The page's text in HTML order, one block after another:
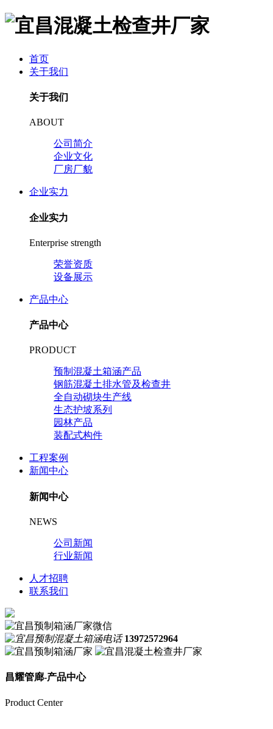
首页
关于我们
关于我们
ABOUT
公司简介
企业文化
厂房厂貌
企业实力
企业实力
Enterprise strength
荣誉资质
设备展示
产品中心
产品中心
PRODUCT
预制混凝土箱涵产品
钢筋混凝土排水管及检查井
全自动砌块生产线
生态护坡系列
园林产品
装配式构件
工程案例
新闻中心
新闻中心
NEWS
公司新闻
行业新闻
人才招聘
联系我们
13972572964
昌耀管廊-产品中心
Product Center